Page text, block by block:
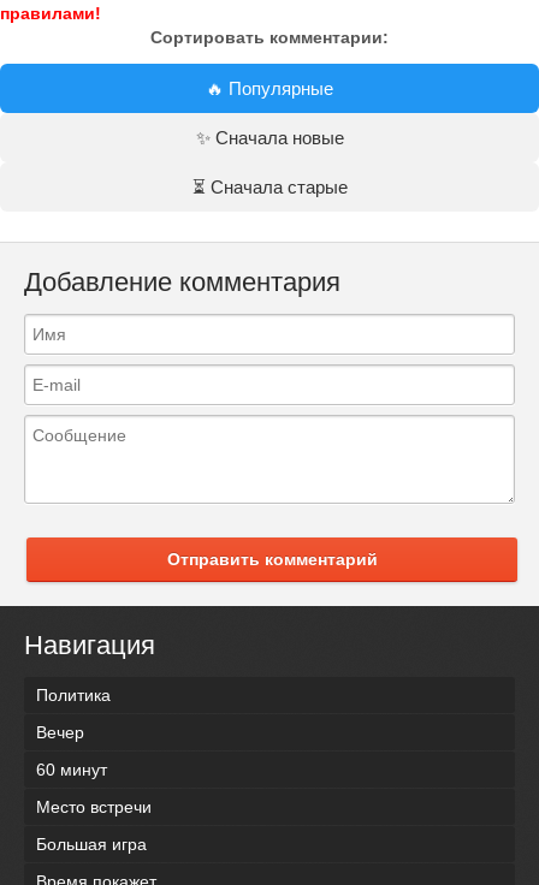
правилами!
Сортировать комментарии:
🔥 Популярные
✨ Сначала новые
⏳ Сначала старые
Добавление комментария
Отправить комментарий
Навигация
Политика
Вечер
60 минут
Место встречи
Большая игра